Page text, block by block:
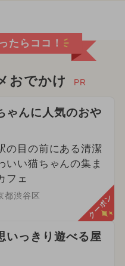
たらココ！
おでかけ PR
ゃんに人気のおや
の目の前にある清潔
いい猫ちゃんの集ま
フェ
都渋谷区 クーポン
いっきり遊べる屋